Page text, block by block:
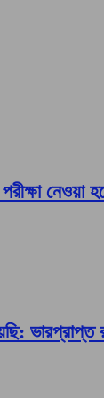
নেওয়া
ভারপ্রাপ্ত